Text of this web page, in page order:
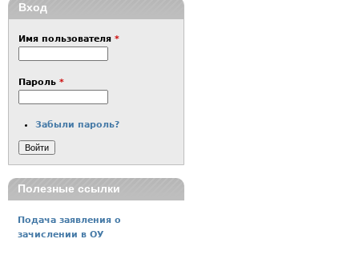
Вход
Имя пользователя *
Пароль *
Забыли пароль?
Полезные ссылки
Подача заявления о
зачислении в ОУ